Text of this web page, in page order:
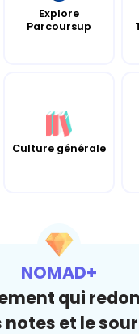
Explore
Parcoursup
Culture générale
NOMAD+
qui
et le